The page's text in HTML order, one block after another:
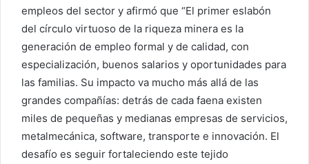
empleos del sector y afirmó que “El primer eslabón
del círculo virtuoso de la riqueza minera es la
generación de empleo formal y de calidad, con
especialización, buenos salarios y oportunidades para
las familias. Su impacto va mucho más allá de las
grandes compañías: detrás de cada faena existen
miles de pequeñas y medianas empresas de servicios,
metalmecánica, software, transporte e innovación. El
desafío es seguir fortaleciendo este tejido